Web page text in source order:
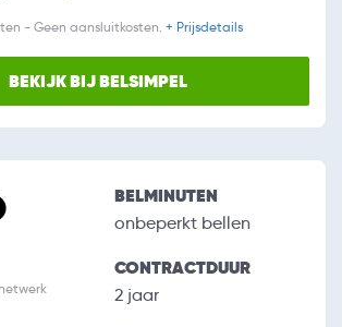
- Geen aansluitkosten. + Prijsdetails
BEKIJK BIJ BELSIMPEL
netwerk
BELMINUTEN
onbeperkt bellen
CONTRACTDUUR
2 jaar